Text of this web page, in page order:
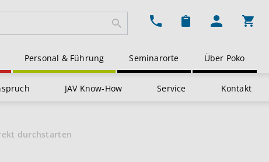
Personal & Führung Seminarorte Über Poko
JAV Know-How Service Kontakt
durchstarten